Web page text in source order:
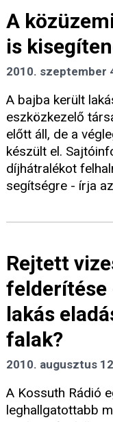
A
is
2010. szeptember
A bajba került
eszközkezelő
előtt áll, de a
készült el.
díjhátralékot
segítségre - írja
Rejtett
felderítése
lakás
falak?
2010. augusztus
A Kossuth Rádió
leghallgatottabb